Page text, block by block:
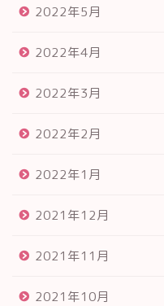
2022年5月
2022年4月
2022年3月
2022年2月
2022年1月
2021年12月
2021年11月
2021年10月